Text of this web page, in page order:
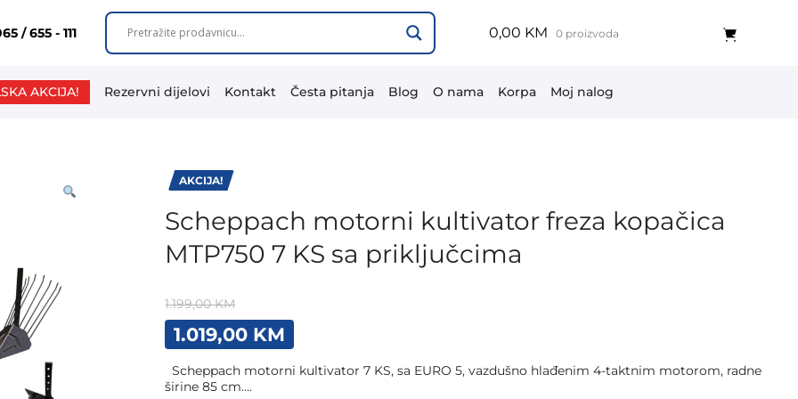
/ 655 - 111 0,00 KM 0 proizvoda
AKCIJA! Rezervni dijelovi Kontakt Česta pitanja Blog O nama Korpa Moj nalog
AKCIJA!
Scheppach motorni kultivator freza kopačica
MTP750 7 KS sa priključcima
1.199,00KM
Original
price
was:
1.199,00 KM.
1.019,00 KM
Current
price
is:
1.019,00 KM.
Scheppach motorni kultivator 7 KS, sa EURO 5, vazdušno hlađenim 4-taktnim motorom, radne
širine 85 cm….